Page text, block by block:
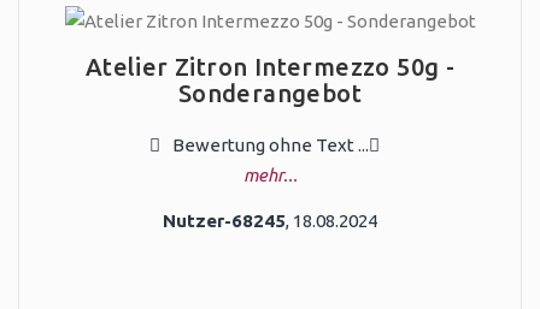
Atelier Zitron Intermezzo 50g -
Sonderangebot
Bewertung ohne Text ...
mehr...
Nutzer-68245, 18.08.2024